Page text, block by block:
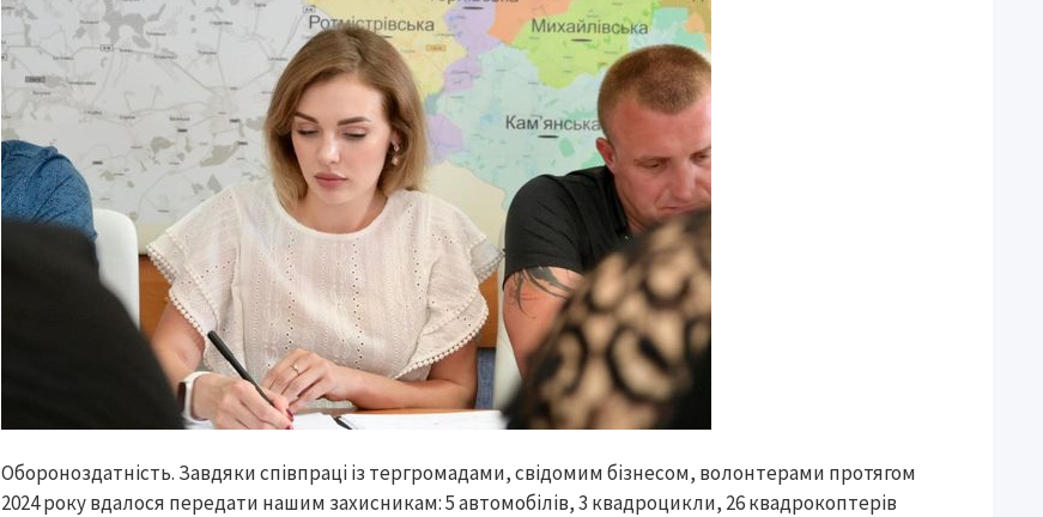
Обороноздатність. Завдяки співпраці із тергромадами, свідомим бізнесом, волонтерами протягом
2024 року вдалося передати нашим захисникам: 5 автомобілів, 3 квадроцикли, 26 квадрокоптерів